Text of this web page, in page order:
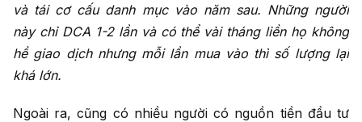
và tái cơ cấu danh mục vào năm sau. Những người
này chỉ DCA 1-2 lần và có thể vài tháng liền họ không
hề giao dịch nhưng mỗi lần mua vào thì số lượng lại
khá lớn.
Ngoài ra, cũng có nhiều người có nguồn tiền đầu tư